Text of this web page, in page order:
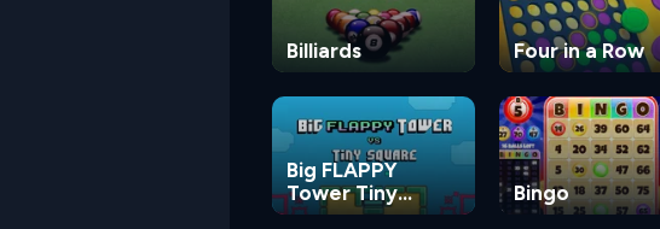
Billiards Four in a Row
Big FLAPPY
Tower Tiny
Square
Bingo